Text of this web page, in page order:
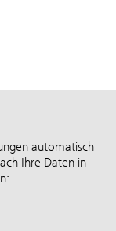
automatisch
Ihre Daten in